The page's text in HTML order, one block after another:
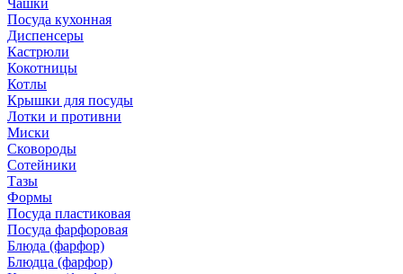
Чашки
Посуда кухонная
Диспенсеры
Кастрюли
Кокотницы
Котлы
Крышки для посуды
Лотки и противни
Миски
Сковороды
Сотейники
Тазы
Формы
Посуда пластиковая
Посуда фарфоровая
Блюда (фарфор)
Блюдца (фарфор)